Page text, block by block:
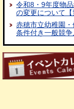
令和8・9年度物
の変更について【
赤穂市立幼稚園
条件付き一般競争